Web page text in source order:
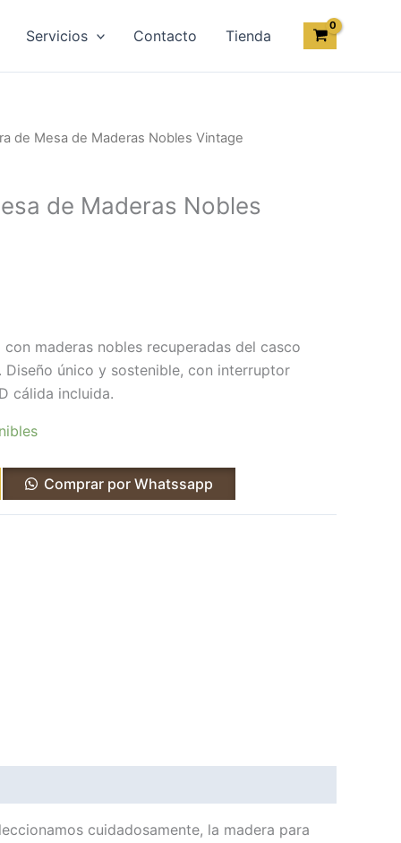
Servicios Contacto Tienda
de Mesa de Maderas Nobles Vintage
de Maderas Nobles
maderas nobles recuperadas del casco
Diseño único y sostenible, con interruptor
cálida incluida.
Comprar por Whatssapp
cuidadosamente, la madera para